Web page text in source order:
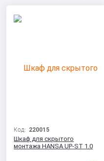
Код: 220015
Шкаф для скрытого
монтажа HANSA UP-ST 1.0